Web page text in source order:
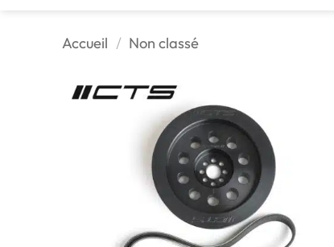
Accueil / Non classé